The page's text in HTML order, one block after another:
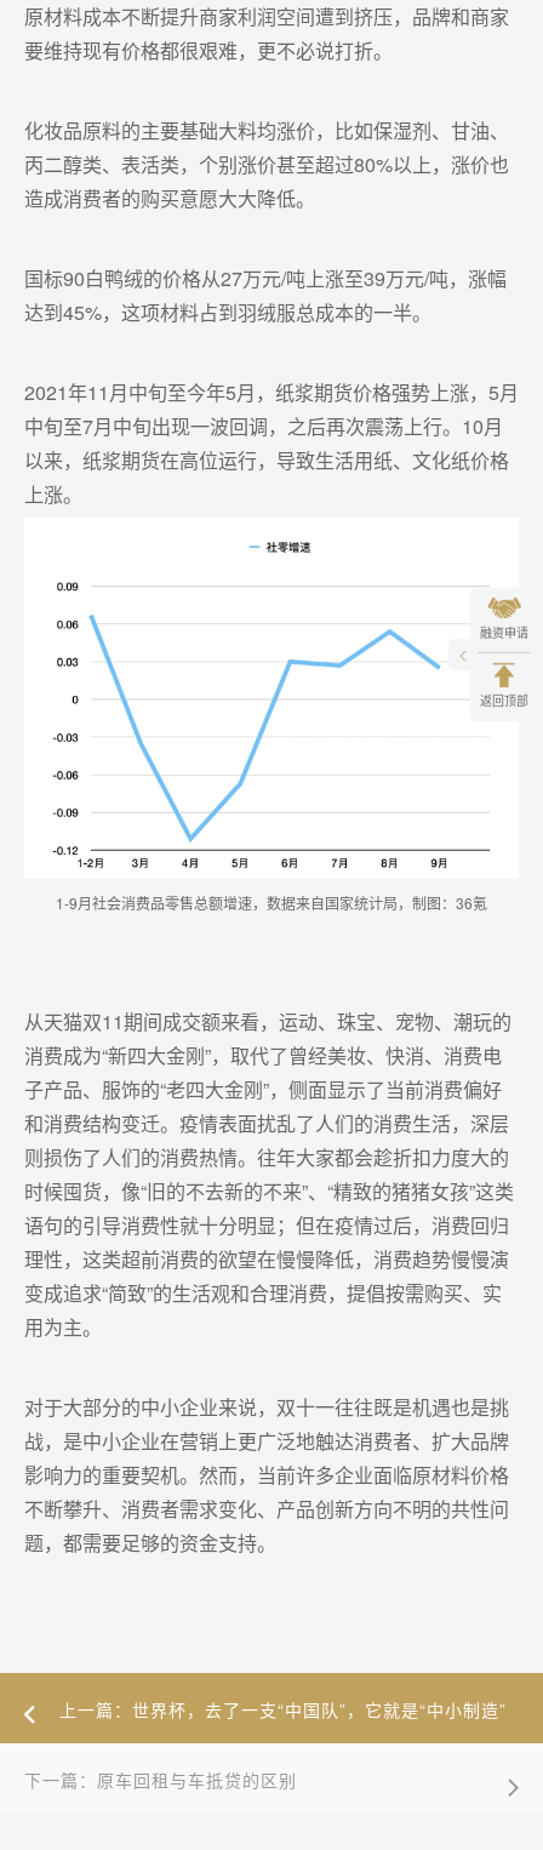
原材料成本不断提升商家利润空间遭到挤压，品牌和商家
要维持现有价格都很艰难，更不必说打折。
化妆品原料的主要基础大料均涨价，比如保湿剂、甘油、
丙二醇类、表活类，个别涨价甚至超过80%以上，涨价也
造成消费者的购买意愿大大降低。
国标90白鸭绒的价格从27万元/吨上涨至39万元/吨，涨幅
达到45%，这项材料占到羽绒服总成本的一半。
2021年11月中旬至今年5月，纸浆期货价格强势上涨，5月
中旬至7月中旬出现一波回调，之后再次震荡上行。10月
以来，纸浆期货在高位运行，导致生活用纸、文化纸价格
上涨。
1-9月社会消费品零售总额增速，数据来自国家统计局，制图：36氪
从天猫双11期间成交额来看，运动、珠宝、宠物、潮玩的
消费成为“新四大金刚”，取代了曾经美妆、快消、消费电
子产品、服饰的“老四大金刚”，侧面显示了当前消费偏好
和消费结构变迁。疫情表面扰乱了人们的消费生活，深层
则损伤了人们的消费热情。往年大家都会趁折扣力度大的
时候囤货，像“旧的不去新的不来”、“精致的猪猪女孩”这类
语句的引导消费性就十分明显；但在疫情过后，消费回归
理性，这类超前消费的欲望在慢慢降低，消费趋势慢慢演
变成追求“简致”的生活观和合理消费，提倡按需购买、实
用为主。
对于大部分的中小企业来说，双十一往往既是机遇也是挑
战，是中小企业在营销上更广泛地触达消费者、扩大品牌
影响力的重要契机。然而，当前许多企业面临原材料价格
不断攀升、消费者需求变化、产品创新方向不明的共性问
题，都需要足够的资金支持。
上一篇：世界杯，去了一支“中国队”，它就是“中小制造”
队！
下一篇：原车回租与车抵贷的区别
融资申请
返回顶部